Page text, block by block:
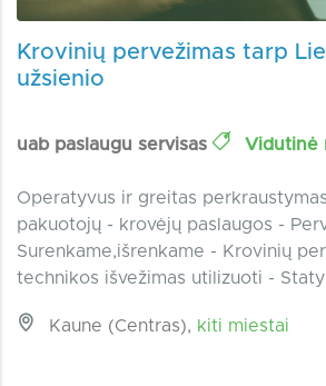
Krovinių pervežimas tarp
užsienio
uab paslaugu servisas Vidutinė
Operatyvus ir greitas
pakuotojų - krovėjų paslaugos -
Surenkame,išrenkame - Krovinių
technikos išvežimas utilizuoti -
Kaune (Centras), kiti miestai